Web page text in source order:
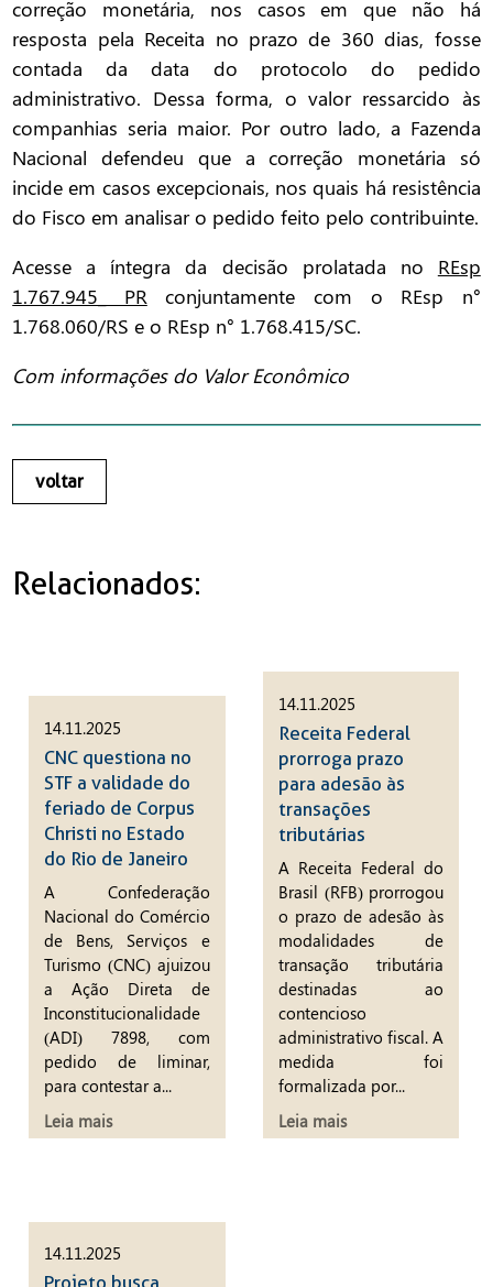
correção monetária, nos casos em que não há
resposta pela Receita no prazo de 360 dias, fosse
contada da data do protocolo do pedido
administrativo. Dessa forma, o valor ressarcido às
companhias seria maior. Por outro lado, a Fazenda
Nacional defendeu que a correção monetária só
incide em casos excepcionais, nos quais há resistência
do Fisco em analisar o pedido feito pelo contribuinte.
Acesse a íntegra da decisão prolatada no REsp
1.767.945_ PR conjuntamente com o REsp n°
1.768.060/RS e o REsp n° 1.768.415/SC.
Com informações do Valor Econômico
voltar
Relacionados:
14.11.2025
CNC questiona no
STF a validade do
feriado de Corpus
Christi no Estado
do Rio de Janeiro
A Confederação
Nacional do Comércio
de Bens, Serviços e
Turismo (CNC) ajuizou
a Ação Direta de
Inconstitucionalidade
(ADI) 7898, com
pedido de liminar,
para contestar a...
Leia mais
14.11.2025
Receita Federal
prorroga prazo
para adesão às
transações
tributárias
A Receita Federal do
Brasil (RFB) prorrogou
o prazo de adesão às
modalidades de
transação tributária
destinadas ao
contencioso
administrativo fiscal. A
medida foi
formalizada por...
Leia mais
14.11.2025